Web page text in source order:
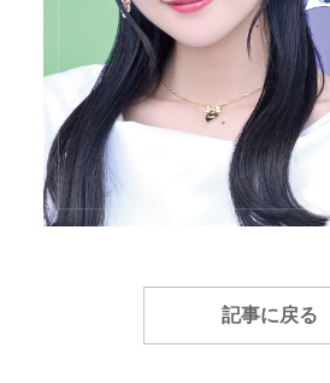
記事に戻る